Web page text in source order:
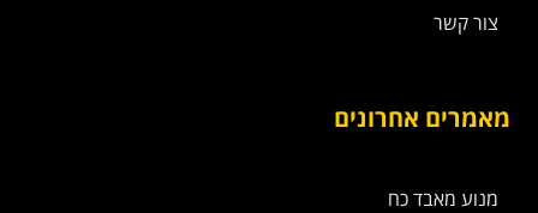
צור קשר
מאמרים אחרונים
מנוע מאבד כח